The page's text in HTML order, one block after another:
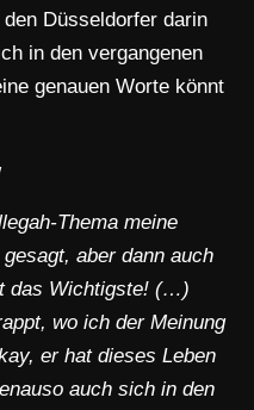
den Düsseldorfer darin
in den vergangenen
genauen Worte könnt
Thema meine
aber dann auch
das Wichtigste! (…)
wo ich der Meinung
er hat dieses Leben
auch sich in den